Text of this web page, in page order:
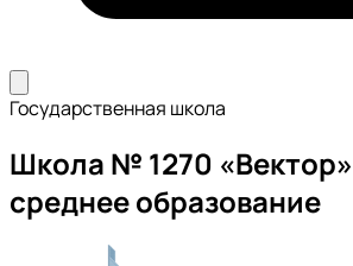
Государственная школа
Школа № 1270
среднее образование